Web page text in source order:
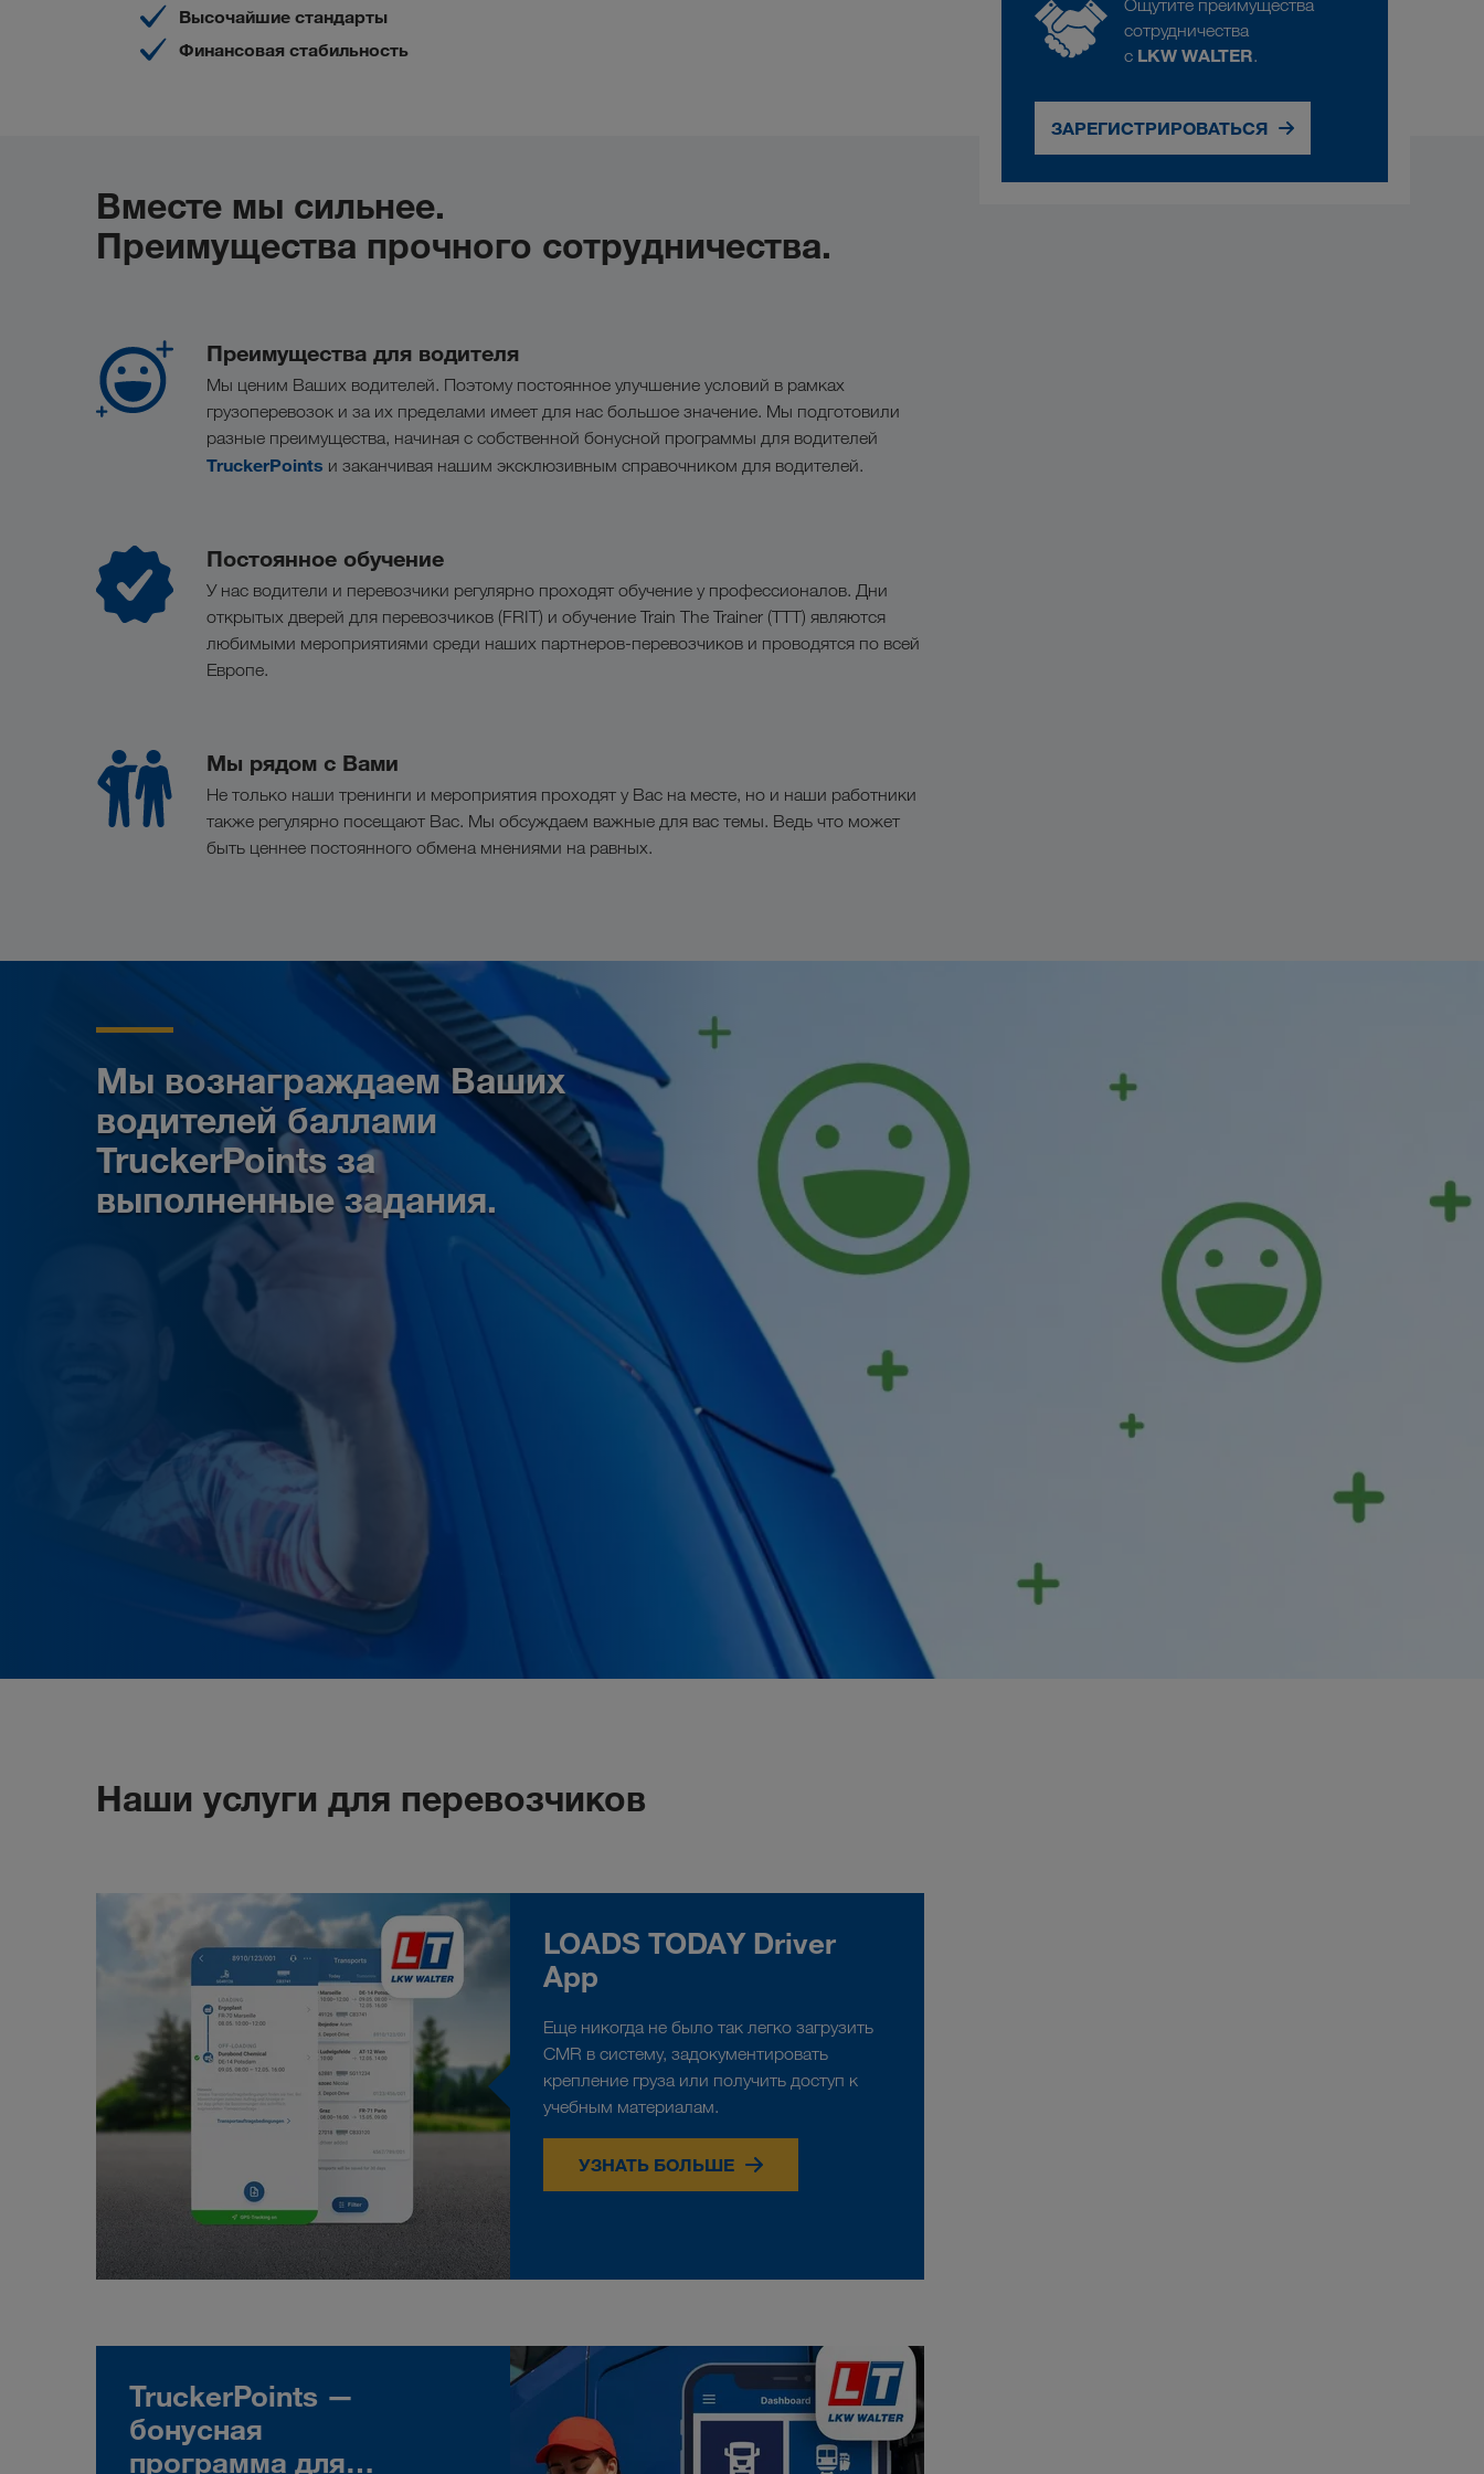
Высочайшие стандарты
Финансовая стабильность
Вместе мы сильнее.
Преимущества прочного сотрудничества.
Преимущества для водителя
Мы ценим Ваших водителей. Поэтому постоянное улучшение условий в рамках
грузоперевозок и за их пределами имеет для нас большое значение. Мы подготовили
разные преимущества, начиная с собственной бонусной программы для водителей
TruckerPoints и заканчивая нашим эксклюзивным справочником для водителей.
Постоянное обучение
У нас водители и перевозчики регулярно проходят обучение у профессионалов. Дни
открытых дверей для перевозчиков (FRIT) и обучение Train The Trainer (TTT) являются
любимыми мероприятиями среди наших партнеров-перевозчиков и проводятся по всей
Европе.
Мы рядом с Вами
Не только наши тренинги и мероприятия проходят у Вас на месте, но и наши работники
также регулярно посещают Вас. Мы обсуждаем важные для вас темы. Ведь что может
быть ценнее постоянного обмена мнениями на равных.
Мы вознаграждаем Ваших
водителей баллами
TruckerPoints за
выполненные задания.
Наши услуги для перевозчиков
LOADS TODAY Driver
App
Еще никогда не было так легко загрузить
CMR в систему, задокументировать
крепление груза или получить доступ к
учебным материалам.
УЗНАТЬ БОЛЬШЕ
TruckerPoints —
бонусная
программа для
Ощутите преимущества
сотрудничества
с LKW WALTER.
ЗАРЕГИСТРИРОВАТЬСЯ